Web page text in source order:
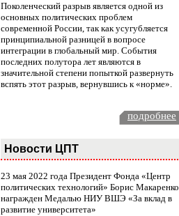
Поколенческий разрыв является одной из
основных политических проблем
современной России, так как усугубляется
принципиальной разницей в вопросе
интеграции в глобальный мир. События
последних полутора лет являются в
значительной степени попыткой развернуть
вспять этот разрыв, вернувшись к «норме».
подробнее
Новости ЦПТ
23 мая 2022 года Президент Фонда «Центр
политических технологий» Борис Макаренко
награжден Медалью НИУ ВШЭ «За вклад в
развитие университета»